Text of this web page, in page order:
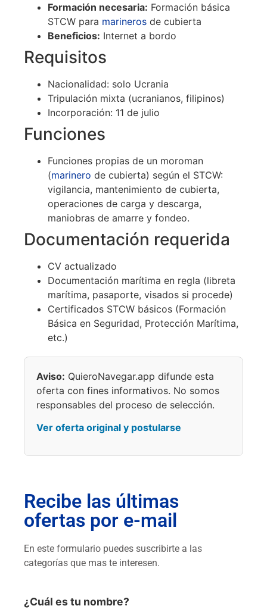
Formación necesaria: Formación básica
STCW para marineros de cubierta
Beneficios: Internet a bordo
Requisitos
Nacionalidad: solo Ucrania
Tripulación mixta (ucranianos, filipinos)
Incorporación: 11 de julio
Funciones
Funciones propias de un moroman
(marinero de cubierta) según el STCW:
vigilancia, mantenimiento de cubierta,
operaciones de carga y descarga,
maniobras de amarre y fondeo.
Documentación requerida
CV actualizado
Documentación marítima en regla (libreta
marítima, pasaporte, visados si procede)
Certificados STCW básicos (Formación
Básica en Seguridad, Protección Marítima,
etc.)
Aviso: QuieroNavegar.app difunde esta
oferta con fines informativos. No somos
responsables del proceso de selección.
Ver oferta original y postularse
Recibe las últimas
ofertas por e-mail
En este formulario puedes suscribirte a las
categorías que mas te interesen.
¿Cuál es tu nombre?